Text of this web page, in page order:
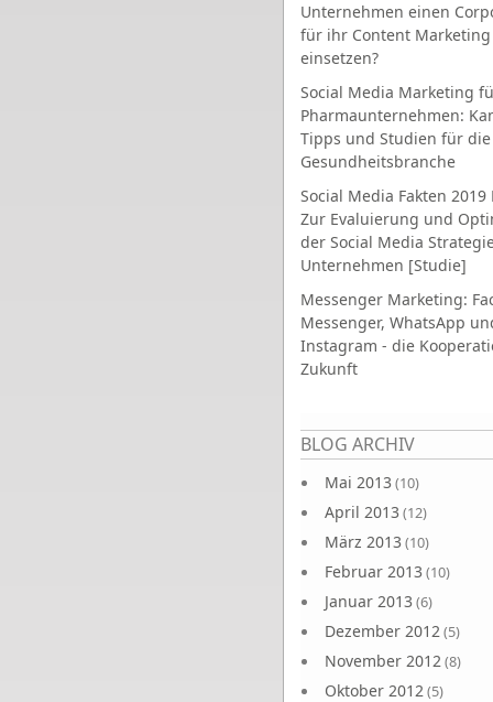
Unternehmen einen
für ihr Content Marketing
einsetzen?
Social Media Marketing
Pharmaunternehmen:
Tipps und Studien für die
Gesundheitsbranche
Social Media Fakten 2019
Zur Evaluierung und
der Social Media
Unternehmen [Studie]
Messenger Marketing:
Messenger, WhatsApp
Instagram - die
Zukunft
BLOG ARCHIV
Mai 2013 (10)
April 2013 (12)
März 2013 (10)
Februar 2013 (10)
Januar 2013 (6)
Dezember 2012(5)
November 2012(8)
Oktober 2012(5)
Seiten